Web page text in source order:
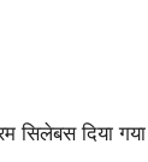
दिया गया